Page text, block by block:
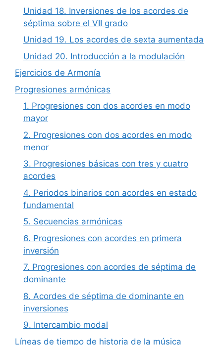
Unidad 18. Inversiones de los acordes de
séptima sobre el VII grado
Unidad 19. Los acordes de sexta aumentada
Unidad 20. Introducción a la modulación
Ejercicios de Armonía
Progresiones armónicas
1. Progresiones con dos acordes en modo
mayor
2. Progresiones con dos acordes en modo
menor
3. Progresiones básicas con tres y cuatro
acordes
4. Periodos binarios con acordes en estado
fundamental
5. Secuencias armónicas
6. Progresiones con acordes en primera
inversión
7. Progresiones con acordes de séptima de
dominante
8. Acordes de séptima de dominante en
inversiones
9. Intercambio modal
Líneas de tiempo de historia de la música